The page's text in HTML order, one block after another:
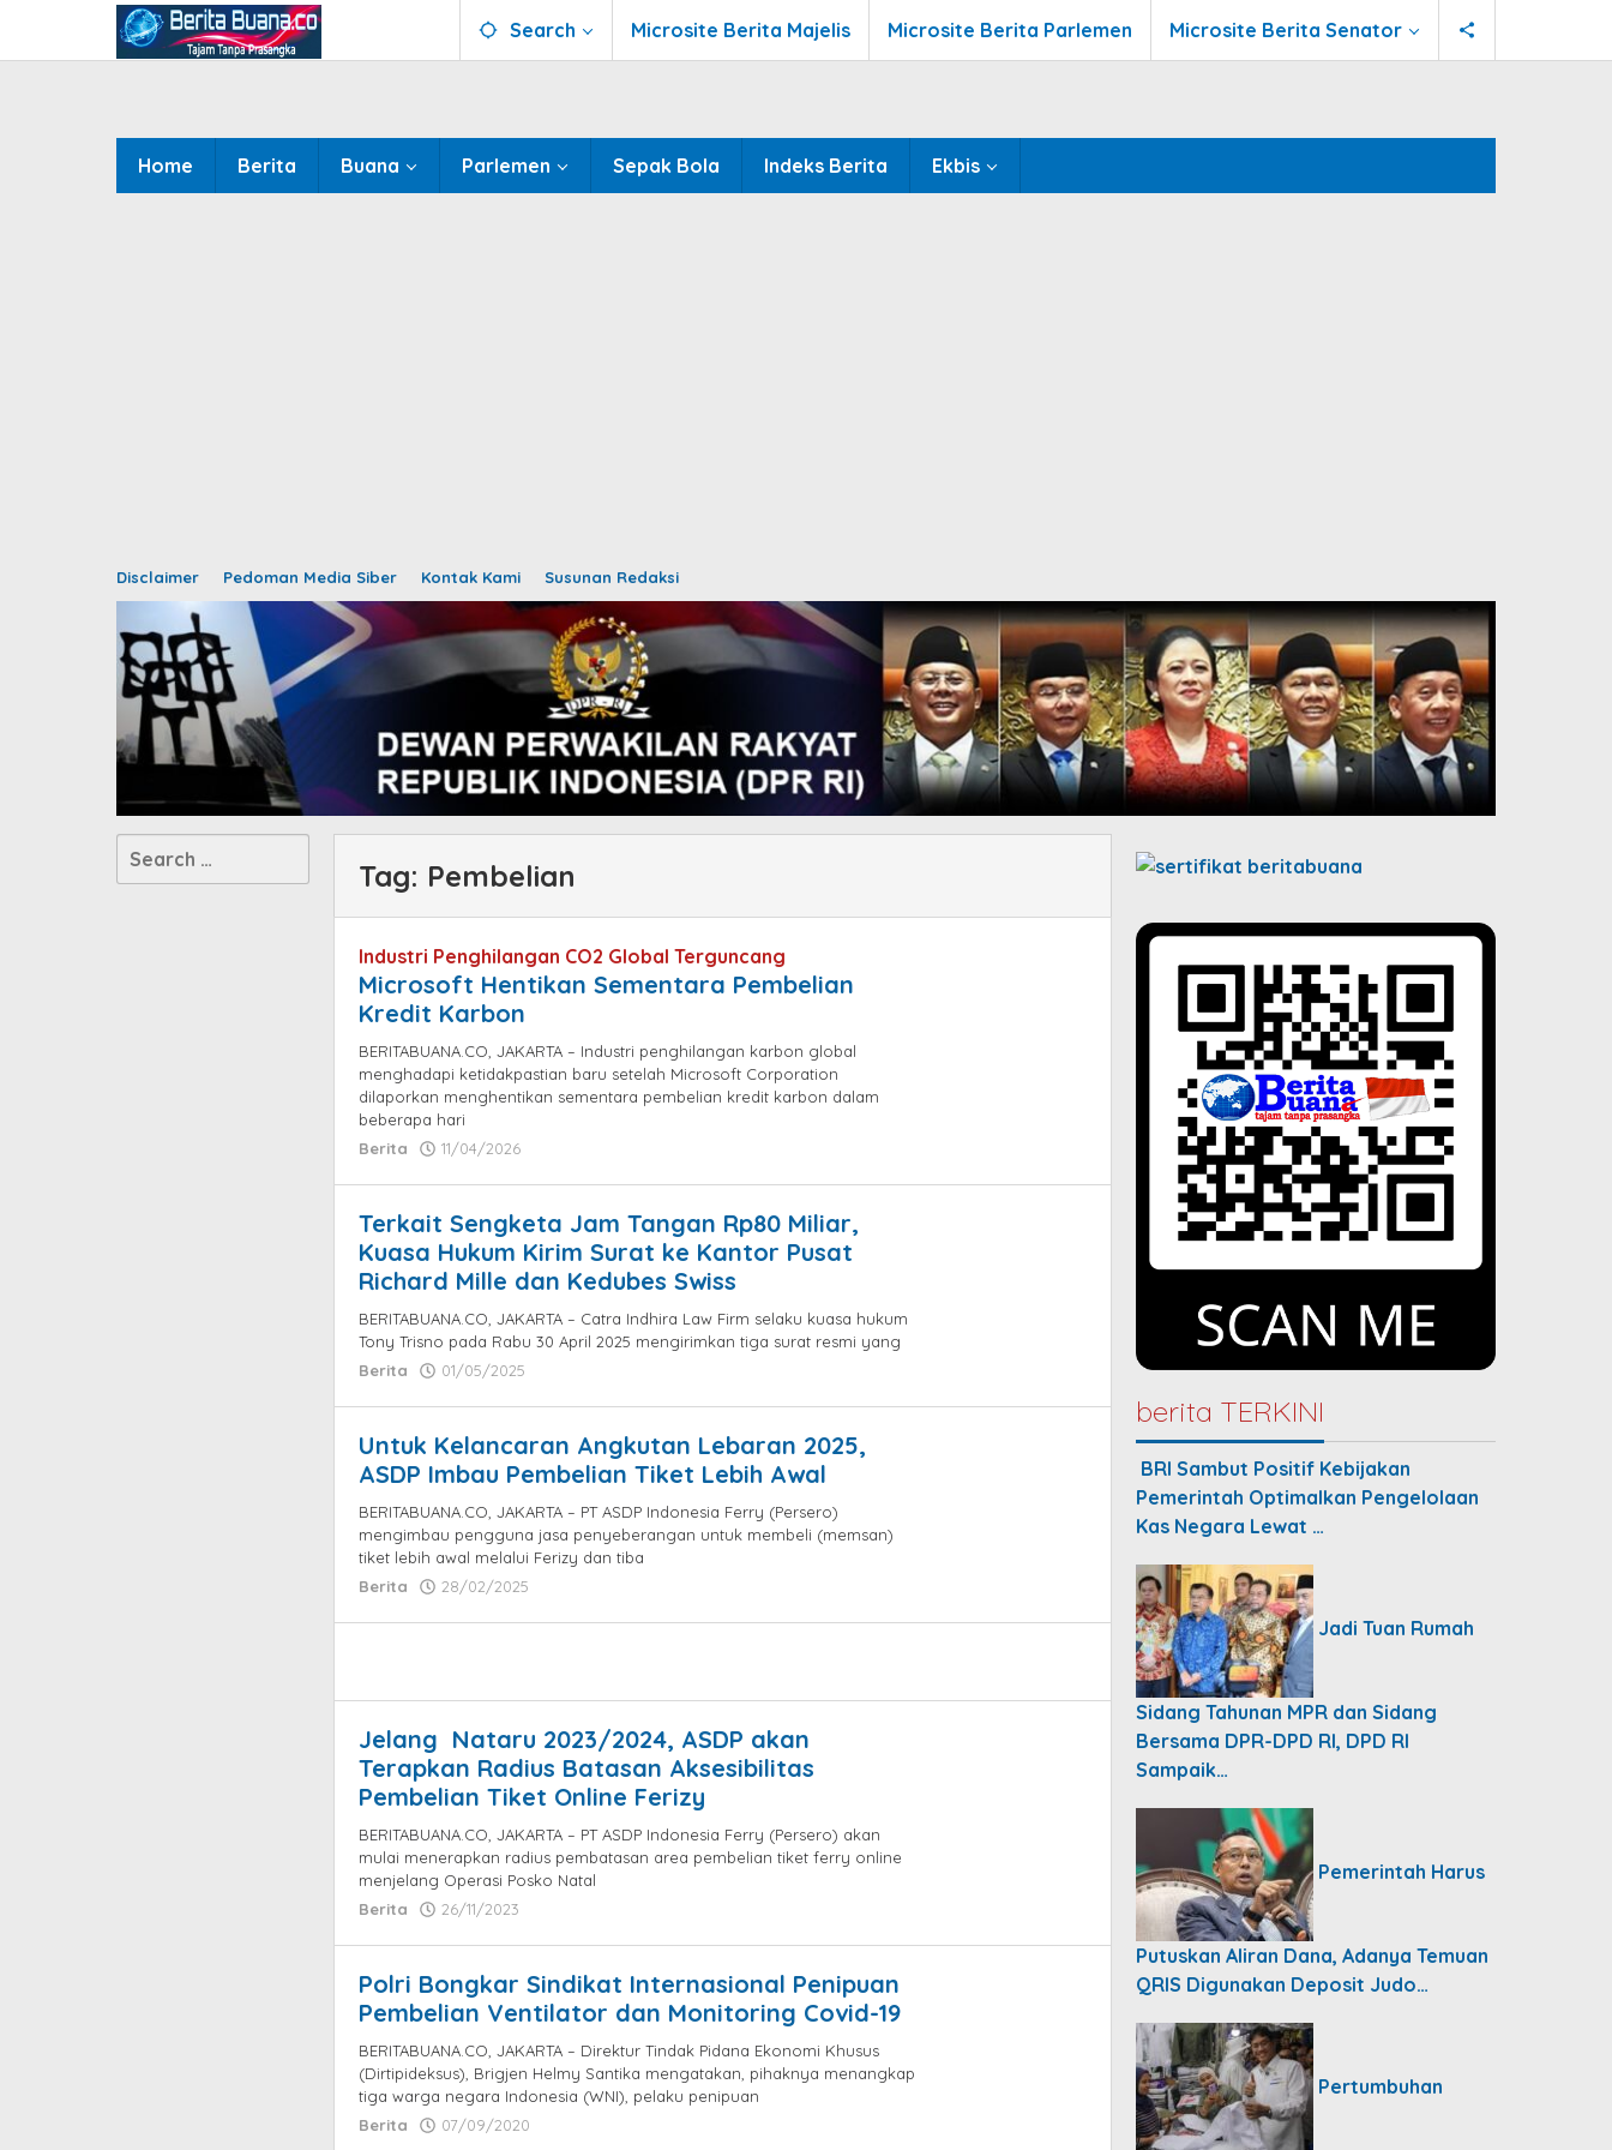
Search Microsite Berita Majelis Microsite Berita Parlemen Microsite Berita Senator
Home Berita Buana Parlemen Sepak Bola Indeks Berita Ekbis
Disclaimer Pedoman Media Siber Kontak Kami Susunan Redaksi
Search
for:
Tag: Pembelian
Industri Penghilangan CO2 Global Terguncang
Microsoft Hentikan Sementara Pembelian
Kredit Karbon
BERITABUANA.CO, JAKARTA – Industri penghilangan karbon global
menghadapi ketidakpastian baru setelah Microsoft Corporation
dilaporkan menghentikan sementara pembelian kredit karbon dalam
beberapa hari
Berita
11/04/2026
Terkait Sengketa Jam Tangan Rp80 Miliar,
Kuasa Hukum Kirim Surat ke Kantor Pusat
Richard Mille dan Kedubes Swiss
BERITABUANA.CO, JAKARTA – Catra Indhira Law Firm selaku kuasa hukum
Tony Trisno pada Rabu 30 April 2025 mengirimkan tiga surat resmi yang
Berita
01/05/2025
Untuk Kelancaran Angkutan Lebaran 2025,
ASDP Imbau Pembelian Tiket Lebih Awal
BERITABUANA.CO, JAKARTA – PT ASDP Indonesia Ferry (Persero)
mengimbau pengguna jasa penyeberangan untuk membeli (memsan)
tiket lebih awal melalui Ferizy dan tiba
Berita
28/02/2025
Jelang Nataru 2023/2024, ASDP akan
Terapkan Radius Batasan Aksesibilitas
Pembelian Tiket Online Ferizy
BERITABUANA.CO, JAKARTA – PT ASDP Indonesia Ferry (Persero) akan
mulai menerapkan radius pembatasan area pembelian tiket ferry online
menjelang Operasi Posko Natal
Berita
26/11/2023
Polri Bongkar Sindikat Internasional Penipuan
Pembelian Ventilator dan Monitoring Covid-19
BERITABUANA.CO, JAKARTA – Direktur Tindak Pidana Ekonomi Khusus
(Dirtipideksus), Brigjen Helmy Santika mengatakan, pihaknya menangkap
tiga warga negara Indonesia (WNI), pelaku penipuan
Berita
07/09/2020
berita TERKINI
BRI Sambut Positif Kebijakan
Pemerintah Optimalkan Pengelolaan
Kas Negara Lewat …
Jadi Tuan Rumah
Sidang Tahunan MPR dan Sidang
Bersama DPR-DPD RI, DPD RI
Sampaik…
Pemerintah Harus
Putuskan Aliran Dana, Adanya Temuan
QRIS Digunakan Deposit Judo…
Pertumbuhan